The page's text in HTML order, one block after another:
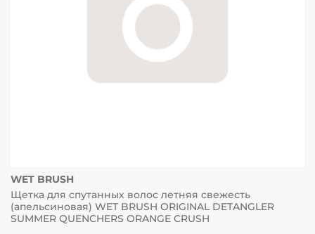
WET BRUSH
Щетка для спутанных волос летняя свежесть
(апельсиновая) WET BRUSH ORIGINAL DETANGLER
SUMMER QUENCHERS ORANGE CRUSH